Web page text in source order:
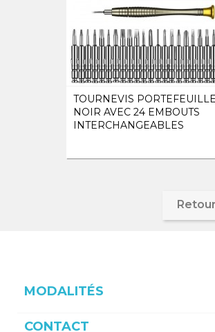
TOURNEVIS PORTEFEUILLE
NOIR AVEC 24 EMBOUTS
INTERCHANGEABLES
MODALITÉS
CONTACT